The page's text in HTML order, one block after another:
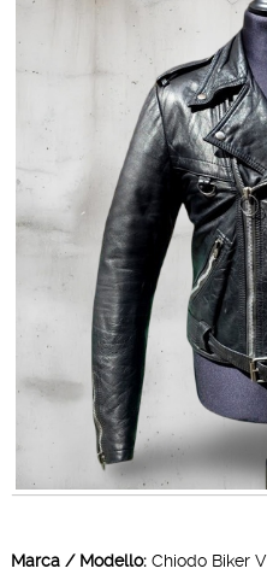
Marca / Modello:Chiodo Biker